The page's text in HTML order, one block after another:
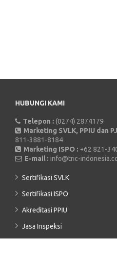
HUBUNGI KAMI
Telepon : (0274) 2874179
Marketing SVLK, PPIU dan
811-3881-8184
Marketing ISPO : +62 821-
E-mail : info@tric-
Sertifikasi SVLK
Sertifikasi ISPO
Akreditasi PPIU
Jasa Inspeksi